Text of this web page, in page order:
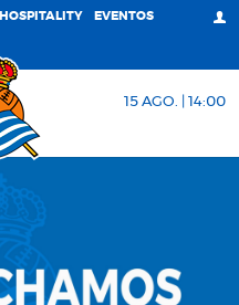
HOSPITALITY EVENTOS
15 AGO. | 14:00